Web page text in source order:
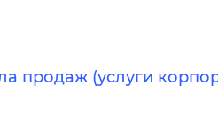
продаж (услуги